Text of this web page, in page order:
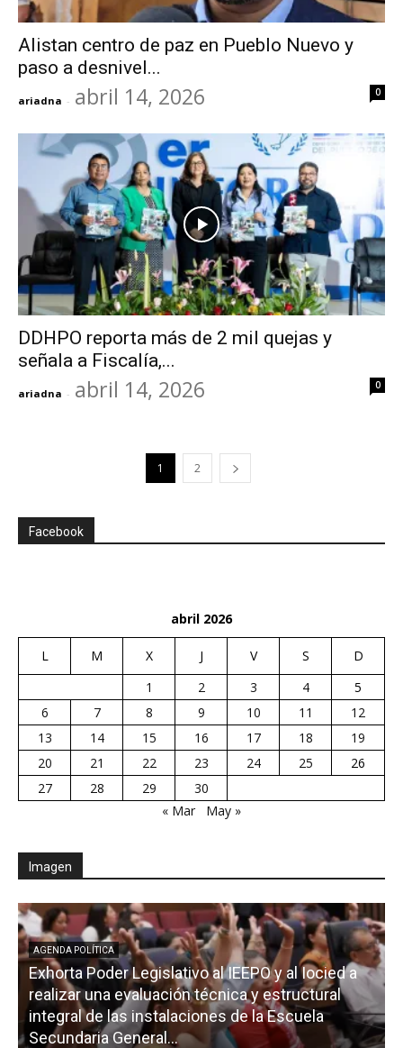
Alistan centro de paz en Pueblo Nuevo y
paso a desnivel...
ariadna - abril 14, 2026 0
DDHPO reporta más de 2 mil quejas y
señala a Fiscalía,...
ariadna - abril 14, 2026 0
1 2
Facebook
abril 2026
L M X J V S
D
1
2 3 4
5
6
7 8 9 10 11
12
13
14 15 16 17 18
19
20
21 22 23 24 25
26
27
28 29
30
« Mar
May »
Imagen
AGENDA POLÍTICA
Exhorta Poder Legislativo al IEEPO y al Iocied a
realizar una evaluación técnica y estructural
integral de las instalaciones de la Escuela
Secundaria General...